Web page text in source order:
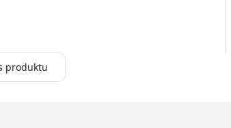
produktu